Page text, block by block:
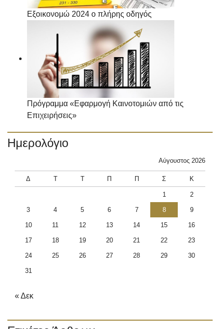
Εξοικονομώ 2024 ο πλήρης οδηγός
Πρόγραμμα «Εφαρμογή Καινοτομιών από τις
Επιχειρήσεις»
Ημερολόγιο
Αύγουστος 2026
Δ Τ Τ Π Π Σ Κ
1 2
3 4 5 6 7 8 9
10 11 12 13 14 15 16
17 18 19 20 21 22 23
24 25 26 27 28 29 30
31
« Δεκ